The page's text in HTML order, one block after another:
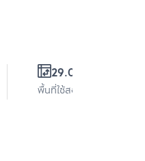
29.03 ตร.ม.
พื้นที่ใช้สอย